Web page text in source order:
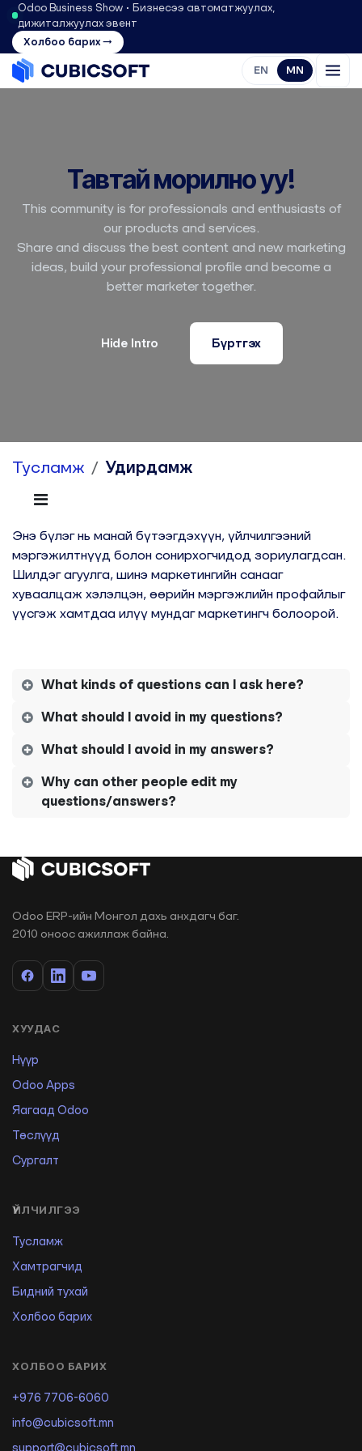
Odoo Business Show • Бизнесээ автоматжуулах,
дижиталжуулах эвент
Холбоо барих →
EN MN
Тавтай морилно уу!
This community is for professionals and enthusiasts of
our products and services.
Share and discuss the best content and new marketing
ideas, build your professional profile and become a
better marketer together.
Hide Intro Бүртгэх
Тусламж Удирдамж
Энэ бүлэг нь манай бүтээгдэхүүн, үйлчилгээний
мэргэжилтнүүд болон сонирхогчидод зориулагдсан.
Шилдэг агуулга, шинэ маркетингийн санааг
хуваалцаж хэлэлцэн, өөрийн мэргэжлийн профайлыг
үүсгэж хамтдаа илүү мундаг маркетингч болоорой.
What kinds of questions can I ask here?
What should I avoid in my questions?
What should I avoid in my answers?
Why can other people edit my
questions/answers?
Odoo ERP-ийн Монгол дахь анхдагч баг.
2010 оноос ажиллаж байна.
ХУУДАС
Нүүр
Odoo Apps
Яагаад Odoo
Төслүүд
Сургалт
ҮЙЛЧИЛГЭЭ
Тусламж
Хамтрагчид
Бидний тухай
Холбоо барих
ХОЛБОО БАРИХ
+976 7706-6060
info@cubicsoft.mn
support@cubicsoft.mn